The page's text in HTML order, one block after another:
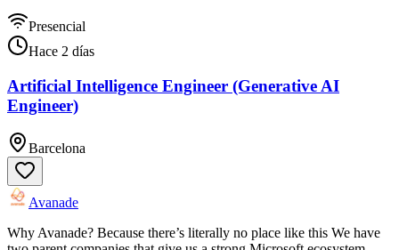
Presencial
Hace 2 días
Artificial Intelligence Engineer (Generative AI
Engineer)
Barcelona
Avanade
Why Avanade? Because there’s literally no place like this We have